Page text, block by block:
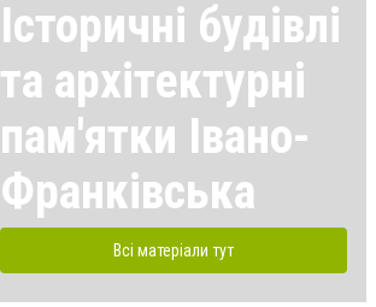
Історичні будівлі
та архітектурні
пам'ятки Івано-
Франківська
Всі матеріали тут